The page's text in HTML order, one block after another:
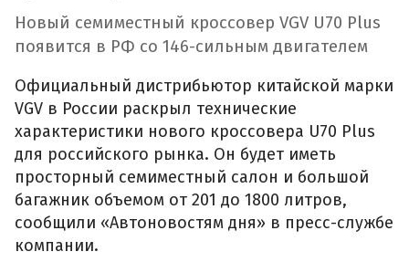
Новый семиместный кроссовер VGV U70 Plus
появится в РФ со 146-сильным двигателем
Официальный дистрибьютор китайской марки
VGV в России раскрыл технические
характеристики нового кроссовера U70 Plus
для российского рынка. Он будет иметь
просторный семиместный салон и большой
багажник объемом от 201 до 1800 литров,
сообщили «Автоновостям дня» в пресс-службе
компании.